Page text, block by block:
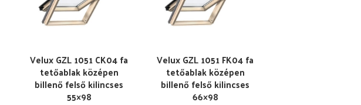
Velux GZL 1051 CK04 fa
tetőablak középen
billenő felső kilincses
55×98
Velux GZL 1051 FK04 fa
tetőablak középen
billenő felső kilincses
66×98